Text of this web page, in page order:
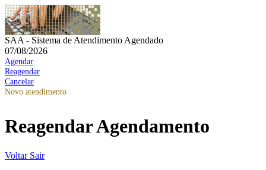
SAA - Sistema de Atendimento Agendado
07/08/2026
Agendar
Reagendar
Cancelar
Novo atendimento
Reagendar Agendamento
Voltar Sair